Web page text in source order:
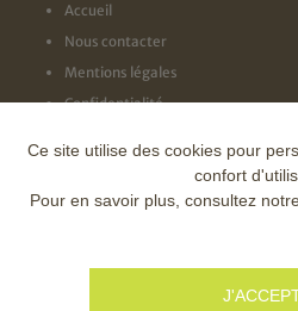
Accueil
Nous contacter
Mentions légales
Confidentialité
NOS LABELS
Ce site utilise des cookies pour
confort
Pour en savoir plus, consultez